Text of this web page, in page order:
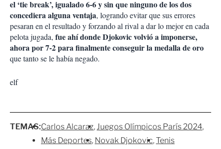
el ‘tie break’, igualado 6-6 y sin que ninguno de los dos
concediera alguna ventaja, logrando evitar que sus errores
pesaran en el resultado y forzando al rival a dar lo mejor en cada
pelota jugada, fue ahí donde Djokovic volvió a imponerse,
ahora por 7-2 para finalmente conseguir la medalla de oro
que tanto se le había negado.
elf
TEMAS:Carlos Alcaraz Juegos Olímpicos París 2024
Más Deportes Novak Djokovic Tenis